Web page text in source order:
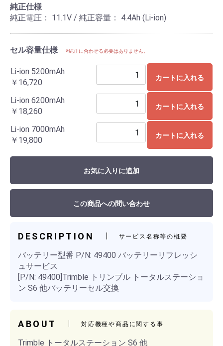
純正仕様
純正電圧： 11.1V / 純正容量： 4.4Ah (Li-ion)
セル容量仕様 ※純正に合わせる必要はありません。
Li-ion 5200mAh
￥16,720
カートに入れる
Li-ion 6200mAh
￥18,260
カートに入れる
Li-ion 7000mAh
￥19,800
カートに入れる
お気に入りに追加
この商品への問い合わせ
DESCRIPTION サービス名称等の概要
バッテリー型番 P/N: 49400 バッテリーリフレッシ
ュサービス
[P/N: 49400]Trimble トリンブル トータルステーショ
ン S6 他バッテリーセル交換
ABOUT 対応機種や商品に関する事
Trimble トータルステーション S6 他